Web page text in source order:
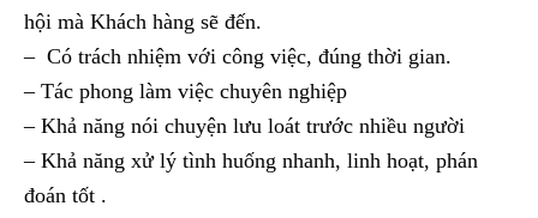
hội mà Khách hàng sẽ đến.
– Có trách nhiệm với công việc, đúng thời gian.
– Tác phong làm việc chuyên nghiệp
– Khả năng nói chuyện lưu loát trước nhiều người
– Khả năng xử lý tình huống nhanh, linh hoạt, phán
đoán tốt .